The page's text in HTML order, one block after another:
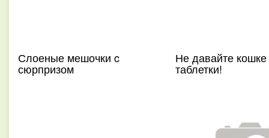
Слоеные мешочки c
сюрпризом
Не давайте кошке
таблетки!